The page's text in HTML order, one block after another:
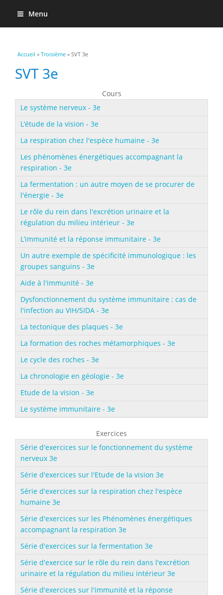
Menu
Vous êtes ici
Accueil » Troisième » SVT 3e
SVT 3e
Cours
Le système nerveux - 3e
L’étude de la vision - 3e
La respiration chez l'espèce humaine - 3e
Les phénomènes énergétiques accompagnant la
respiration - 3e
La fermentation : un autre moyen de se procurer de
l'énergie - 3e
Le rôle du rein dans l'excrétion urinaire et la
régulation du milieu intérieur - 3e
L’immunité et la réponse immunitaire - 3e
Un autre exemple de spécificité immunologique : les
groupes sanguins - 3e
Aide à l'immunité - 3e
Dysfonctionnement du système immunitaire : cas de
l'infection au VIH/SIDA - 3e
La tectonique des plaques - 3e
La formation des roches métamorphiques - 3e
Le cycle des roches - 3e
La chronologie en géologie - 3e
Etude de la vision - 3e
Le système immunitaire - 3e
Exercices
Série d'exercices sur le fonctionnement du système
nerveux 3e
Série d'exercices sur l'Etude de la vision 3e
Série d'exercices sur la respiration chez l'espèce
humaine 3e
Série d'exercices sur les Phénomènes énergétiques
accompagnant la respiration 3e
Série d'exercices sur la fermentation 3e
Série d'exercice sur le rôle du rein dans l'excrétion
urinaire et la régulation du milieu intérieur 3e
Série d'exercices sur l'immunité et la réponse